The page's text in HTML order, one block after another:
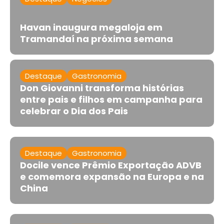
Havan inaugura megaloja em
Tramandaí na próxima semana
Destaque Gastronomia
Don Giovanni transforma histórias
entre pais e filhos em campanha para
celebrar o Dia dos Pais
Destaque Gastronomia
Docile vence Prêmio Exportação ADVB
e comemora expansão na Europa e na
China